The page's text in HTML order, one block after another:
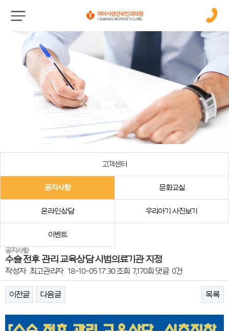
고객센터
공지사항 문화교실
온라인상담 우리아기 사진보기
이벤트
공지사항
수술 전후 관리 교육상담 시범의료기관 지정
작성자 최고관리자 18-10-05 17:30조회 7,170회 댓글 0건
이전글 다음글 목록